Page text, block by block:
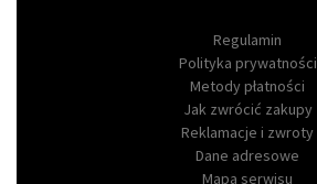
Regulamin
Polityka prywatności
Metody płatności
Jak zwrócić zakupy
Reklamacje i zwroty
Dane adresowe
Mapa serwisu